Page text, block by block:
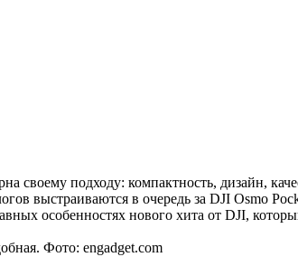
своему подходу: компактность, дизайн,
выстраиваются в очередь за DJI Osmo
особенностях нового хита от DJI,
Фото: engadget.com